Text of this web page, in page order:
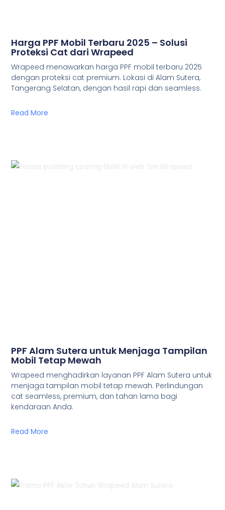
Harga PPF Mobil Terbaru 2025 – Solusi
Proteksi Cat dari Wrapeed
Wrapeed menawarkan harga PPF mobil terbaru 2025
dengan proteksi cat premium. Lokasi di Alam Sutera,
Tangerang Selatan, dengan hasil rapi dan seamless.
Read More
PPF Alam Sutera untuk Menjaga Tampilan
Mobil Tetap Mewah
Wrapeed menghadirkan layanan PPF Alam Sutera untuk
menjaga tampilan mobil tetap mewah. Perlindungan
cat seamless, premium, dan tahan lama bagi
kendaraan Anda.
Read More